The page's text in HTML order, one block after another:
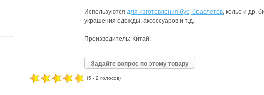
Используются для изготовления бус, браслетов, колье и др.
украшения одежды, аксессуаров и т.д.
Производитель: Китай.
Задайте вопрос по этому товару
(5 - 2 голосов)